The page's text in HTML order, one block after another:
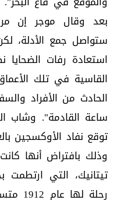
بعد وقال موجر إن
ستواصل جمع ‏الأدلة،
استعادة رفات الضحايا
القاسية في تلك
الحادث من الأفراد
ساعة القادمة".‏ وشاب
وذلك بافتراض أنها
تيتانيك، التي